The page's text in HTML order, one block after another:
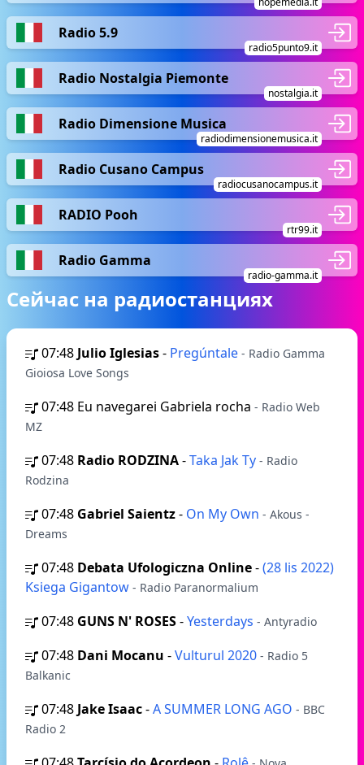
Radio 5.9
radio5punto9.it
Radio Nostalgia Piemonte
nostalgia.it
Radio Dimensione Musica
radiodimensionemusica.it
Radio Cusano Campus
radiocusanocampus.it
RADIO Pooh
rtr99.it
Radio Gamma
radio-gamma.it
Сейчас на радиостанциях
07:48 Julio Iglesias- Pregúntale - Radio Gamma
Gioiosa Love Songs
07:48 Eu navegarei Gabriela rocha - Radio Web
MZ
07:48 Radio RODZINA-Taka Jak Ty - Radio
Rodzina
07:48 Gabriel Saientz- On My Own - Akous -
Dreams
07:48 Debata Ufologiczna Online-(28 lis 2022)
Ksiega Gigantow - Radio Paranormalium
07:48 GUNS N' ROSES-Yesterdays - Antyradio
07:48 Dani Mocanu -Vulturul 2020 - Radio 5
Balkanic
07:48 Jake Isaac-A SUMMER LONG AGO - BBC
Radio 2